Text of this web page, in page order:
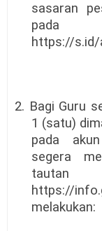
sasaran
https://s.id/
2. Bagi Guru
1 (satu)
pada
segera
tautan
https://
melakukan: